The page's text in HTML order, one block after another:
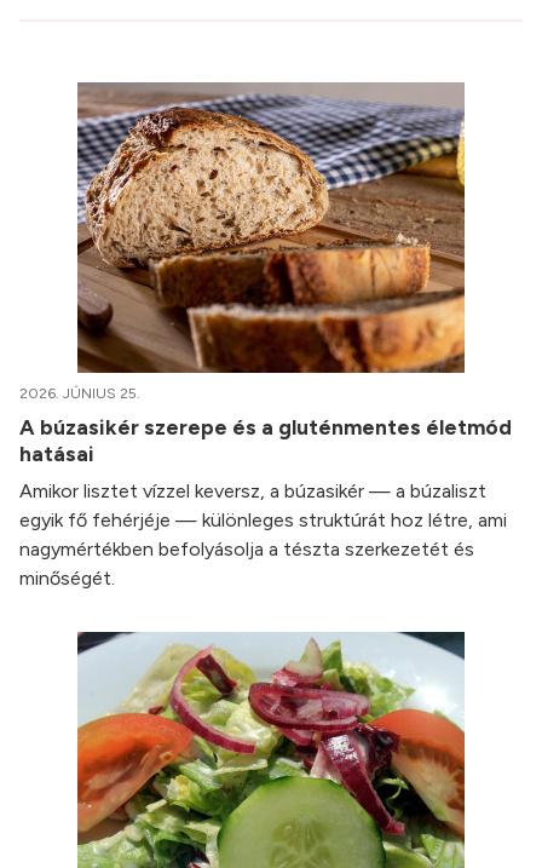
2026. JÚNIUS 25.
A búzasikér szerepe és a gluténmentes életmód
hatásai
Amikor lisztet vízzel keversz, a búzasikér — a búzaliszt
egyik fő fehérjéje — különleges struktúrát hoz létre, ami
nagymértékben befolyásolja a tészta szerkezetét és
minőségét.